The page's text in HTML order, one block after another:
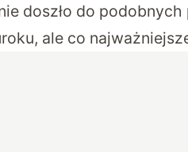
doszło do
ale co